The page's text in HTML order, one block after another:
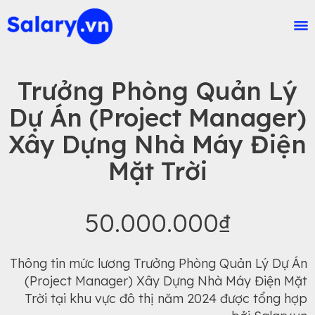
Trưởng Phòng Quản Lý
Dự Án (Project Manager)
Xây Dựng Nhà Máy Điện
Mặt Trời
50.000.000₫
Thông tin mức lương Trưởng Phòng Quản Lý Dự Án
(Project Manager) Xây Dựng Nhà Máy Điện Mặt
Trời tại khu vực đô thị năm 2024 được tổng hợp